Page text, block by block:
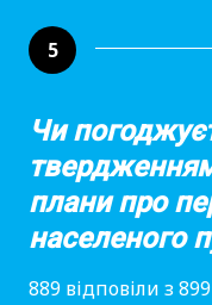
5
Чи
плани про
населеного
889 відповіли з